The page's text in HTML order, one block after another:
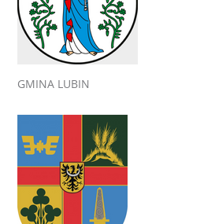
GMINA LUBIN